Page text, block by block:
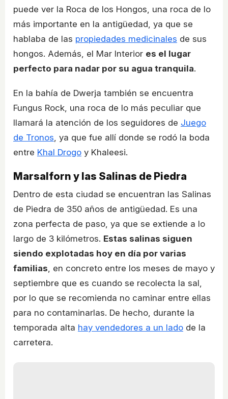
puede ver la Roca de los Hongos, una roca de lo
más importante en la antigüedad, ya que se
hablaba de las propiedades medicinales de sus
hongos. Además, el Mar Interior es el lugar
perfecto para nadar por su agua tranquila.
En la bahía de Dwerja también se encuentra
Fungus Rock, una roca de lo más peculiar que
llamará la atención de los seguidores de Juego
de Tronos , ya que fue allí donde se rodó la boda
entre Khal Drogo y Khaleesi.
Marsalforn y las Salinas de Piedra
Dentro de esta ciudad se encuentran las Salinas
de Piedra de 350 años de antigüedad. Es una
zona perfecta de paso, ya que se extiende a lo
largo de 3 kilómetros. Estas salinas siguen
siendo explotadas hoy en día por varias
familias , en concreto entre los meses de mayo y
septiembre que es cuando se recolecta la sal,
por lo que se recomienda no caminar entre ellas
para no contaminarlas. De hecho, durante la
temporada alta hay vendedores a un lado de la
carretera.